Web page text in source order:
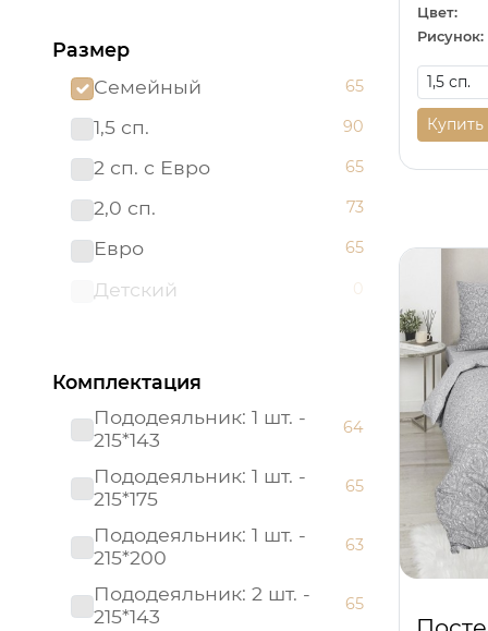
резинке
Мако - сатин 0
Поплин детский 0
Поплин ясельный 0
Престиж 0
Россия 0
Россия (Подарочная
Размер
Семейный
65
1,5 сп. 90
2 сп. с Евро 65
2,0 сп. 73
Евро 65
Детский 0
Комплектация
Пододеяльник: 1 шт. -
215*143
64
Пододеяльник: 1 шт. -
215*175
65
Пододеяльник: 1 шт. -
215*200
63
Пододеяльник: 2 шт. -
215*143
65
Цвет:
Рисунок:
Купить